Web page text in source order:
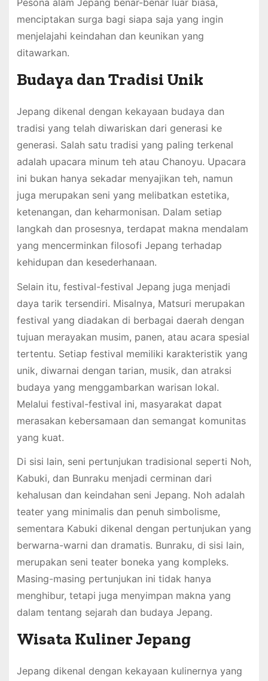
menciptakan surga bagi siapa saja yang ingin
menjelajahi keindahan dan keunikan yang
ditawarkan.
Budaya dan Tradisi Unik
Jepang dikenal dengan kekayaan budaya dan
tradisi yang telah diwariskan dari generasi ke
generasi. Salah satu tradisi yang paling terkenal
adalah upacara minum teh atau Chanoyu. Upacara
ini bukan hanya sekadar menyajikan teh, namun
juga merupakan seni yang melibatkan estetika,
ketenangan, dan keharmonisan. Dalam setiap
langkah dan prosesnya, terdapat makna mendalam
yang mencerminkan filosofi Jepang terhadap
kehidupan dan kesederhanaan.
Selain itu, festival-festival Jepang juga menjadi
daya tarik tersendiri. Misalnya, Matsuri merupakan
festival yang diadakan di berbagai daerah dengan
tujuan merayakan musim, panen, atau acara spesial
tertentu. Setiap festival memiliki karakteristik yang
unik, diwarnai dengan tarian, musik, dan atraksi
budaya yang menggambarkan warisan lokal.
Melalui festival-festival ini, masyarakat dapat
merasakan kebersamaan dan semangat komunitas
yang kuat.
Di sisi lain, seni pertunjukan tradisional seperti Noh,
Kabuki, dan Bunraku menjadi cerminan dari
kehalusan dan keindahan seni Jepang. Noh adalah
teater yang minimalis dan penuh simbolisme,
sementara Kabuki dikenal dengan pertunjukan yang
berwarna-warni dan dramatis. Bunraku, di sisi lain,
merupakan seni teater boneka yang kompleks.
Masing-masing pertunjukan ini tidak hanya
menghibur, tetapi juga menyimpan makna yang
dalam tentang sejarah dan budaya Jepang.
Wisata Kuliner Jepang
Jepang dikenal dengan kekayaan kulinernya yang